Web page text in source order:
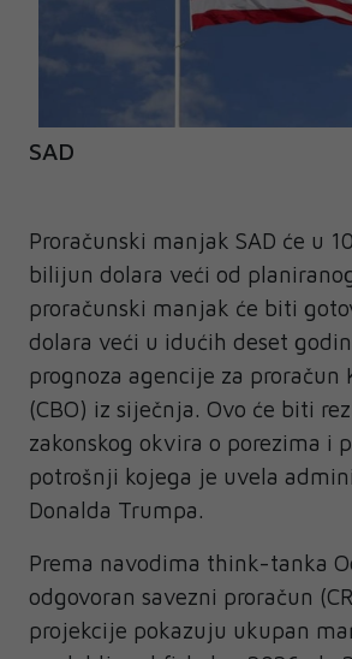
SAD
Proračunski manjak SAD će u
bilijun dolara veći od
proračunski manjak će biti
dolara veći u idućih deset
prognoza agencije za proračun
(CBO) iz siječnja. Ovo će biti
zakonskog okvira o porezima i
potrošnji kojega je uvela
Donalda Trumpa.
Prema navodima think-tanka
odgovoran savezni proračun
projekcije pokazuju ukupan